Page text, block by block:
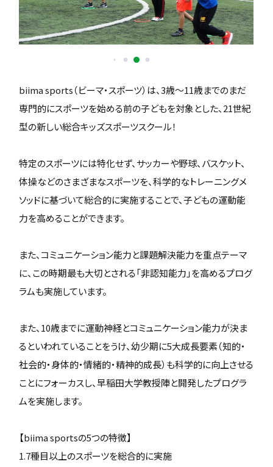
biima sports（ビーマ・スポーツ）は、3歳〜11歳までのまだ
専門的にスポーツを始める前の子どもを対象とした、21世紀
型の新しい総合キッズスポーツスクール！
特定のスポーツには特化せず、サッカーや野球、バスケット、
体操などのさまざまなスポーツを、科学的なトレーニングメ
ソッドに基づいて総合的に実施することで、子どもの運動能
力を高めることができます。
また、コミュニケーション能力と課題解決能力を重点テーマ
に、この時期最も大切とされる「非認知能力」を高めるプログ
ラムも実施しています。
また、10歳までに運動神経とコミュニケーション能力が決ま
るといわれていることをうけ、幼少期に5大成長要素（知的・
社会的・身体的・情緒的・精神的成長）も科学的に向上させる
ことにフォーカスし、早稲田大学教授陣と開発したプログラ
ムを実施します。
【biima sportsの5つの特徴】
1.7種目以上のスポーツを総合的に実施